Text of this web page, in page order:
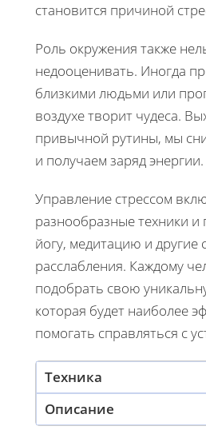
становится причиной
Роль окружения также
недооценивать. Иногда
близкими людьми или
воздухе творит чудеса.
привычной рутины, мы
и получаем заряд энергии.
Управление стрессом
разнообразные техники
йогу, медитацию и другие
расслабления. Каждому
подобрать свою
которая будет наиболее
помогать справляться с
Техника
Описание